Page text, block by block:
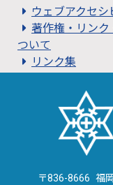
ウェブアクセ
著作権・リン
ついて
リンク集
〒836-8666 福